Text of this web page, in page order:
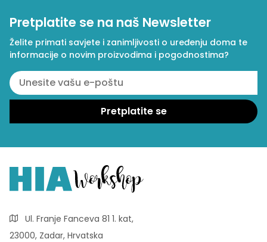
Pretplatite se na naš Newsletter
Želite primati savjete i zanimljivosti o uređenju doma te
informacije o novim proizvodima i pogodnostima?
Ul. Franje Fanceva 81 1. kat,
23000, Zadar, Hrvatska